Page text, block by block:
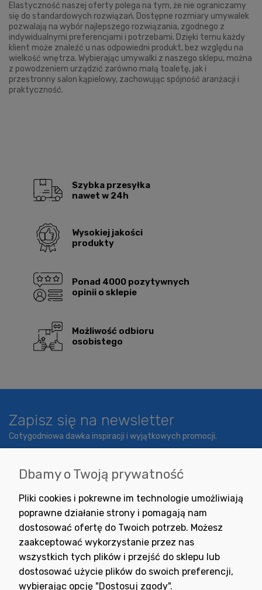
Elastyczność naszej oferty polega na tym, że nie ograniczamy
się do standardowych rozwiązań. Dostępne rozmiary umywalek
pozwalają na wybór najlepszego rozwiązania, zgodnego z
indywidualnymi preferencjami i potrzebami. Dzięki temu każdy
klient może znaleźć u nas odpowiedni produkt, bez względu na
wielkość wnętrza. Wybierając umywalki z naszego sklepu, można
z powodzeniem urządzić zarówno małą toaletę, jak i
przestronny salon kąpielowy, zachowując spójność aranżacji i
praktyczność.
Szybka przesyłka
nawet w 24h
Wysokiej jakości
produkty
Ponad 4000 pozytywnych
opinii o sklepie
Możliwość odbioru
osobistego
Zapisz się na newsletter
Cotygodniowa dawka inspiracji i wyjątkowych promocji.
Wyrażam zgodę na otrzymywanie newslettera z inspiracjami,
nowościami i promocjami.
Dbamy o Twoją prywatność
Pliki cookies i pokrewne im technologie umożliwiają
poprawne działanie strony i pomagają nam
dostosować ofertę do Twoich potrzeb. Możesz
zaakceptować wykorzystanie przez nas
wszystkich tych plików i przejść do sklepu lub
dostosować użycie plików do swoich preferencji,
wybierając opcję "Dostosuj zgody".